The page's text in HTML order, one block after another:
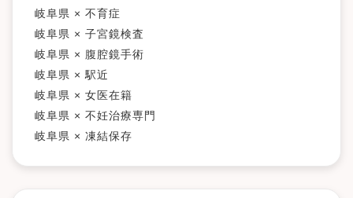
岐阜県 × 不育症
岐阜県 × 子宮鏡検査
岐阜県 × 腹腔鏡手術
岐阜県 × 駅近
岐阜県 × 女医在籍
岐阜県 × 不妊治療専門
岐阜県 × 凍結保存